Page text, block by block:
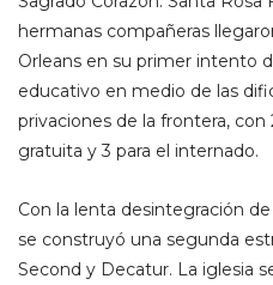
hermanas compañeras
Orleans en su primer intento
educativo en medio de las
privaciones de la frontera, con
gratuita y 3 para el internado.
Con la lenta desintegración
se construyó una segunda
Second y Decatur. La iglesia